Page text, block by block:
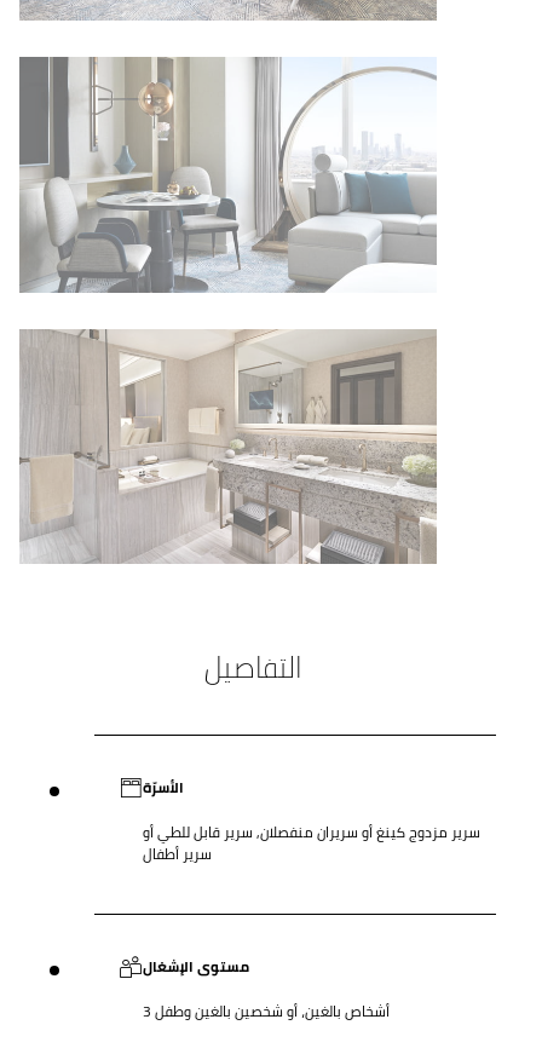
التفاصيل
الأسرّة
سرير مزدوج كينغ أو سريران منفصلان, سرير قابل للطي أو
سرير أطفال
مستوى الإشغال
3 أشخاص بالغين، أو شخصين بالغين وطفل